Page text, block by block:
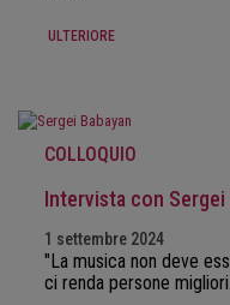
ULTERIORE
COLLOQUIO
Intervista con Sergei
1 settembre 2024
"La musica non deve
ci renda persone